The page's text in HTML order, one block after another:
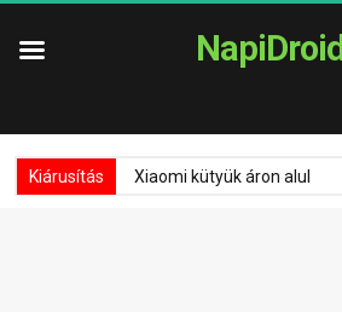
NapiDroid
Kiárusítás Xiaomi kütyük áron alul